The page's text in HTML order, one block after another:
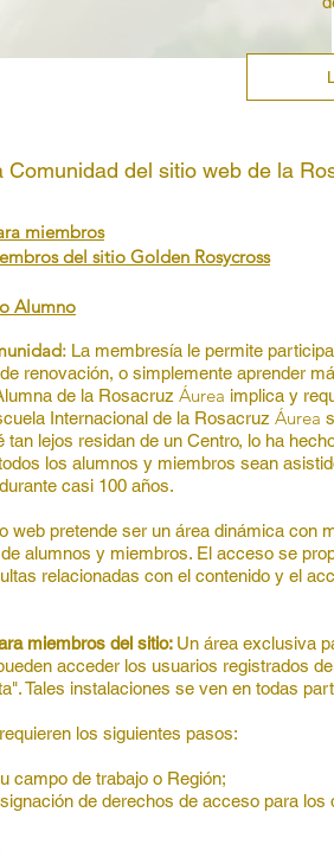
del sitio web de la
miembros
del sitio Golden Rosycross
Alumno
La membresía le permite
renovación, o simplemente aprender
de la Rosacruz Áurea implica y
Internacional de la Rosacruz Áurea
lejos residan de un Centro, lo ha
los alumnos y miembros sean
durante casi 100 años.
web pretende ser un área dinámica con
alumnos y miembros. El acceso se
relacionadas con el contenido y el
miembros del sitio: Un área exclusiva
acceder los usuarios registrados
Tales instalaciones se ven en todas
los siguientes pasos:
campo de trabajo o Región;
de derechos de acceso para los